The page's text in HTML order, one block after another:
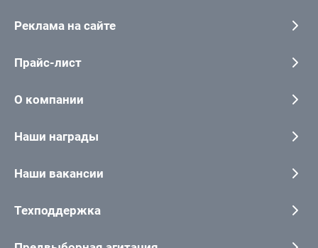
Реклама на сайте
Прайс-лист
О компании
Наши награды
Наши вакансии
Техподдержка